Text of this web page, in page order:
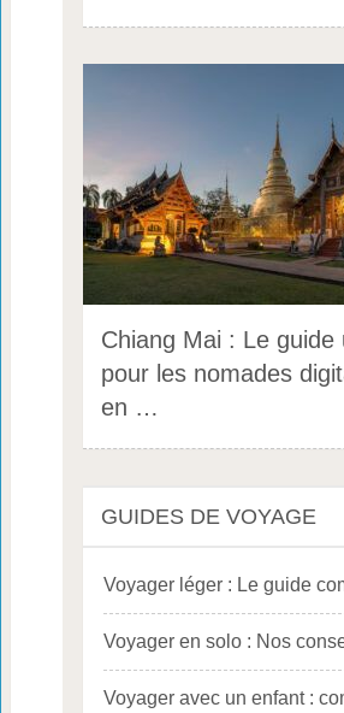
Chiang Mai : Le guide
pour les nomades
en …
GUIDES DE VOYAGE
Voyager léger : Le guide
Voyager en solo : Nos
Voyager avec un enfant :